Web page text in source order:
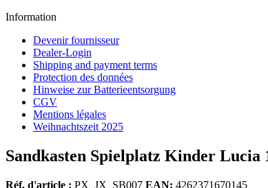
Information
Devenir fournisseur
Dealer-Login
Shipping and payment terms
Protection des données
Hinweise zur Batterieentsorgung
CGV
Mentions légales
Weihnachtszeit 2025
Sandkasten Spielplatz Kinder
Réf. d'article : PX_JX_SB007 EAN: 4262371670145